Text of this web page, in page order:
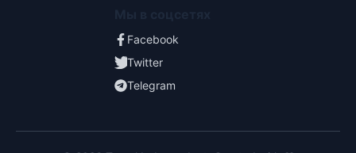
Facebook
Twitter
Telegram